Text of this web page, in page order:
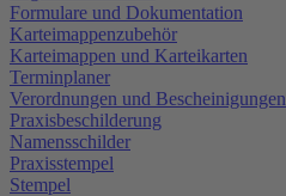
Formulare und Dokumentation
Karteimappenzubehör
Karteimappen und Karteikarten
Terminplaner
Verordnungen und Bescheinigungen
Praxisbeschilderung
Namensschilder
Praxisstempel
Stempel